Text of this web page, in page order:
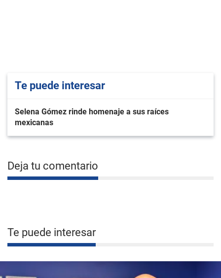
Te puede interesar
Selena Gómez rinde homenaje a sus raíces
mexicanas
Deja tu comentario
Te puede interesar